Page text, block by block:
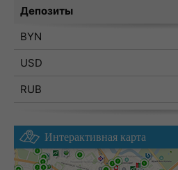
Депозиты
BYN
USD
RUB
Интерактивная карта